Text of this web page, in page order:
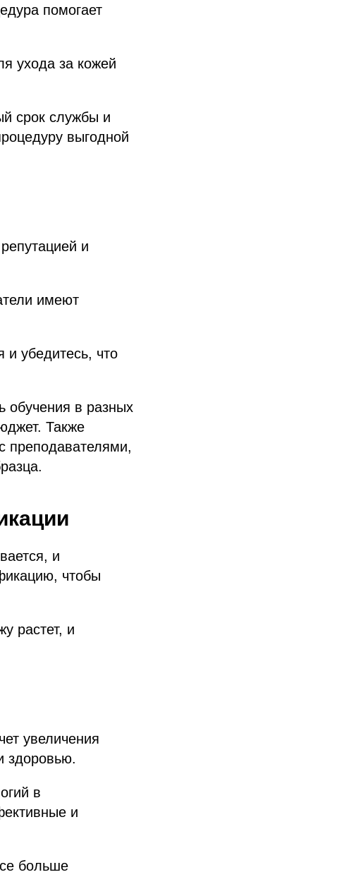
помогает
ухода за кожей
срок службы и
выгодной
и
имеют
и убедитесь, что
обучения в разных
Также
преподавателями,
и
чтобы
растет, и
увеличения
здоровью.
в
и
больше